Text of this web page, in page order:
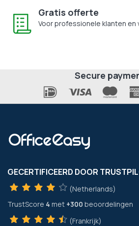
Gratis offerte
Voor professionele klanten en
Secure
GECERTIFICEERD DOOR
(Netherlands)
TrustScore 4 met +300 beoordelingen
(Frankrijk)